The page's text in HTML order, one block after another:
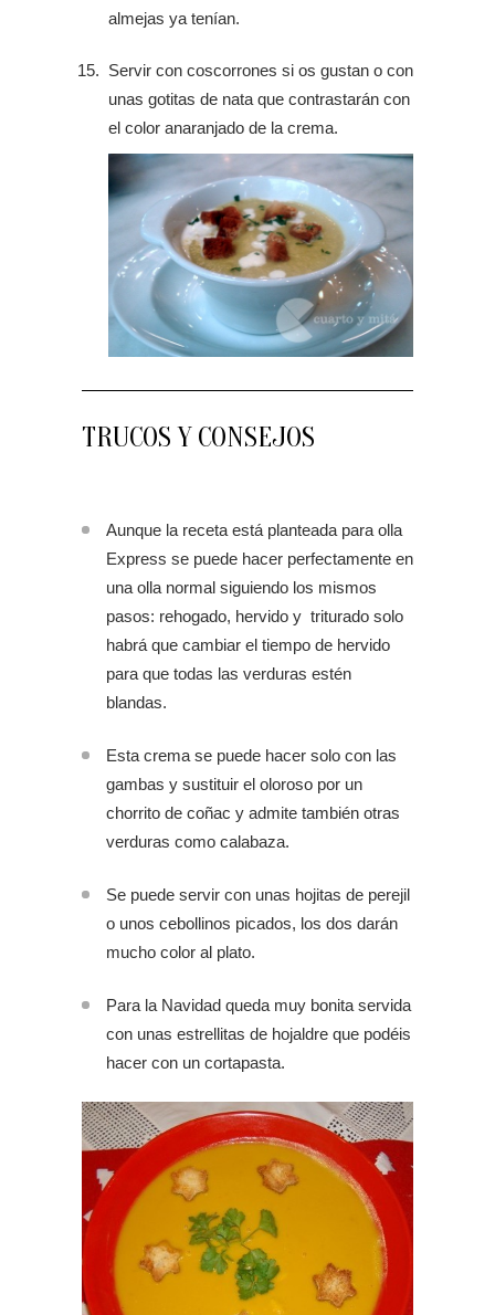
almejas ya tenían.
Servir con coscorrones si os gustan o con
unas gotitas de nata que contrastarán con
el color anaranjado de la crema.
TRUCOS Y CONSEJOS
Aunque la receta está planteada para olla
Express se puede hacer perfectamente en
una olla normal siguiendo los mismos
pasos: rehogado, hervido y triturado solo
habrá que cambiar el tiempo de hervido
para que todas las verduras estén
blandas.
Esta crema se puede hacer solo con las
gambas y sustituir el oloroso por un
chorrito de coñac y admite también otras
verduras como calabaza.
Se puede servir con unas hojitas de perejil
o unos cebollinos picados, los dos darán
mucho color al plato.
Para la Navidad queda muy bonita servida
con unas estrellitas de hojaldre que podéis
hacer con un cortapasta.